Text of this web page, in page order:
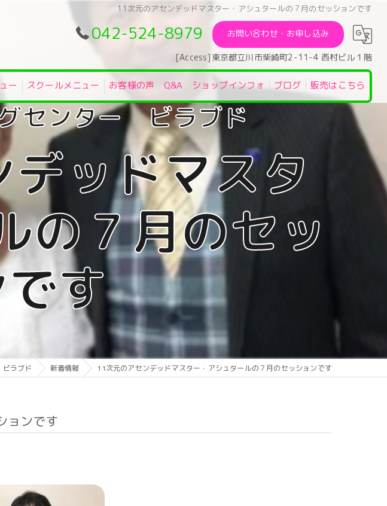
11次元のアセンデッドマスター・アシュタールの７月のセッションです
042-524-8979 お問い合わせ・お申し込み
[Access]東京都立川市柴崎町2-11-4 西村ビル１階
ー スクールメニュー お客様の声 Q&A ショップインフォ ブログ 販売はこちら
ッドマスタ
の７月のセッ
す
ラブド 新着情報 11次元のアセンデッドマスター・アシュタールの７月のセッションです
ョンです